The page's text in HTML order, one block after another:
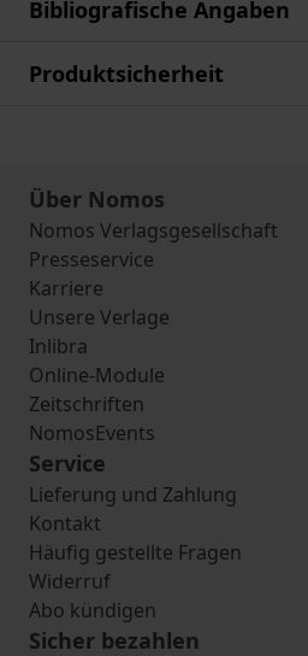
Bibliografische Angaben
Produktsicherheit
Über Nomos
Nomos Verlagsgesellschaft
Presseservice
Karriere
Unsere Verlage
Inlibra
Online-Module
Zeitschriften
NomosEvents
Service
Lieferung und Zahlung
Kontakt
Häufig gestellte Fragen
Widerruf
Abo kündigen
Sicher bezahlen